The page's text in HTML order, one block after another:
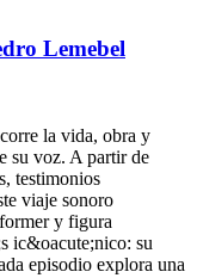
Lemebel
la vida, obra y
su voz. A partir de
testimonios
viaje sonoro
y figura
ic&oacute;nico: su
episodio explora una